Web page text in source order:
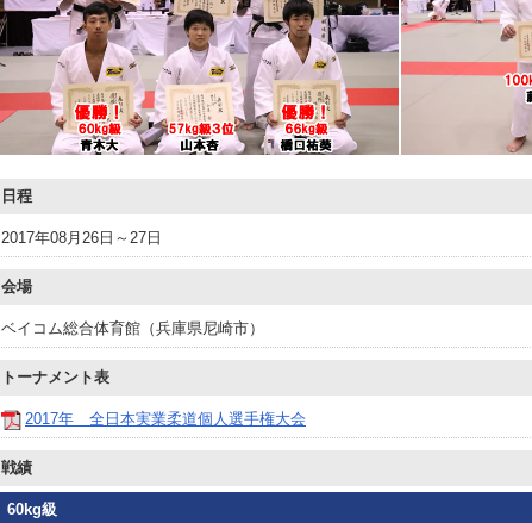
日程
2017年08月26日～27日
会場
ベイコム総合体育館（兵庫県尼崎市）
トーナメント表
2017年 全日本実業柔道個人選手権大会
戦績
60kg級